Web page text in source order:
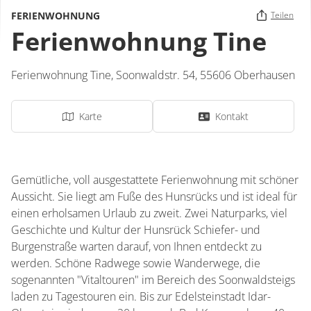
FERIENWOHNUNG Teilen
Ferienwohnung Tine
Ferienwohnung Tine, Soonwaldstr. 54, 55606 Oberhausen
Karte Kontakt
Gemütliche, voll ausgestattete Ferienwohnung mit schöner
Aussicht. Sie liegt am Fuße des Hunsrücks und ist ideal für
einen erholsamen Urlaub zu zweit. Zwei Naturparks, viel
Geschichte und Kultur der Hunsrück Schiefer- und
Burgenstraße warten darauf, von Ihnen entdeckt zu
werden. Schöne Radwege sowie Wanderwege, die
sogenannten "Vitaltouren" im Bereich des Soonwaldsteigs
laden zu Tagestouren ein. Bis zur Edelsteinstadt Idar-